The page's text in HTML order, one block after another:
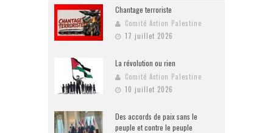
Chantage terroriste
Comité Action Palestine
17 juillet 2026
La révolution ou rien
Comité Action Palestine
10 juillet 2026
Des accords de paix sans le
peuple et contre le peuple